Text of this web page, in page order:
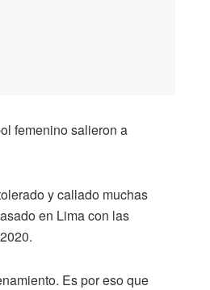
femenino salieron a
y callado muchas
en Lima con las
Es por eso que